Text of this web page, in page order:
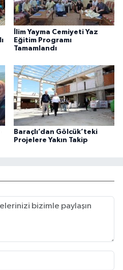
İlim Yayma Cemiyeti Yaz
Eğitim Programı
Tamamlandı
Baraçlı’dan Gölcük’teki
Projelere Yakın Takip